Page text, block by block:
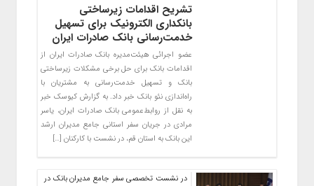
تشریح اقدامات زیرساختی
بانکداری الکترونیک برای تسهیل
خدمت‌رسانی بانک صادرات ایران
عضو اجرائی هیئت‌مدیره بانک صادرات ایران از
اقدامات بانک برای حل برخی مشکلات زیرساختی
بانک و تسهیل خدمت‌رسانی به مشتریان با
راه‌اندازی نئو بانک خبر داد. به گزارش کیوسک خبر
به نقل از روابط‌عمومی بانک صادرات ایران، یاسر
مرادی در جریان سفر استانی جامع مدیران ارشد
این بانک به استان قم، در نشست با کارکنان […]
در نشست تخصصی سفر جامع مدیران بانک در